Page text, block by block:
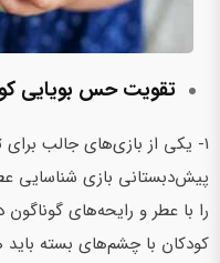
تقویت حس بویایی
1- یکی از بازی‌های جالب
پیش‌دبستانی بازی شناسایی
را با عطر و رایحه‌های گوناگون
کودکان با چشم‌های بسته باید